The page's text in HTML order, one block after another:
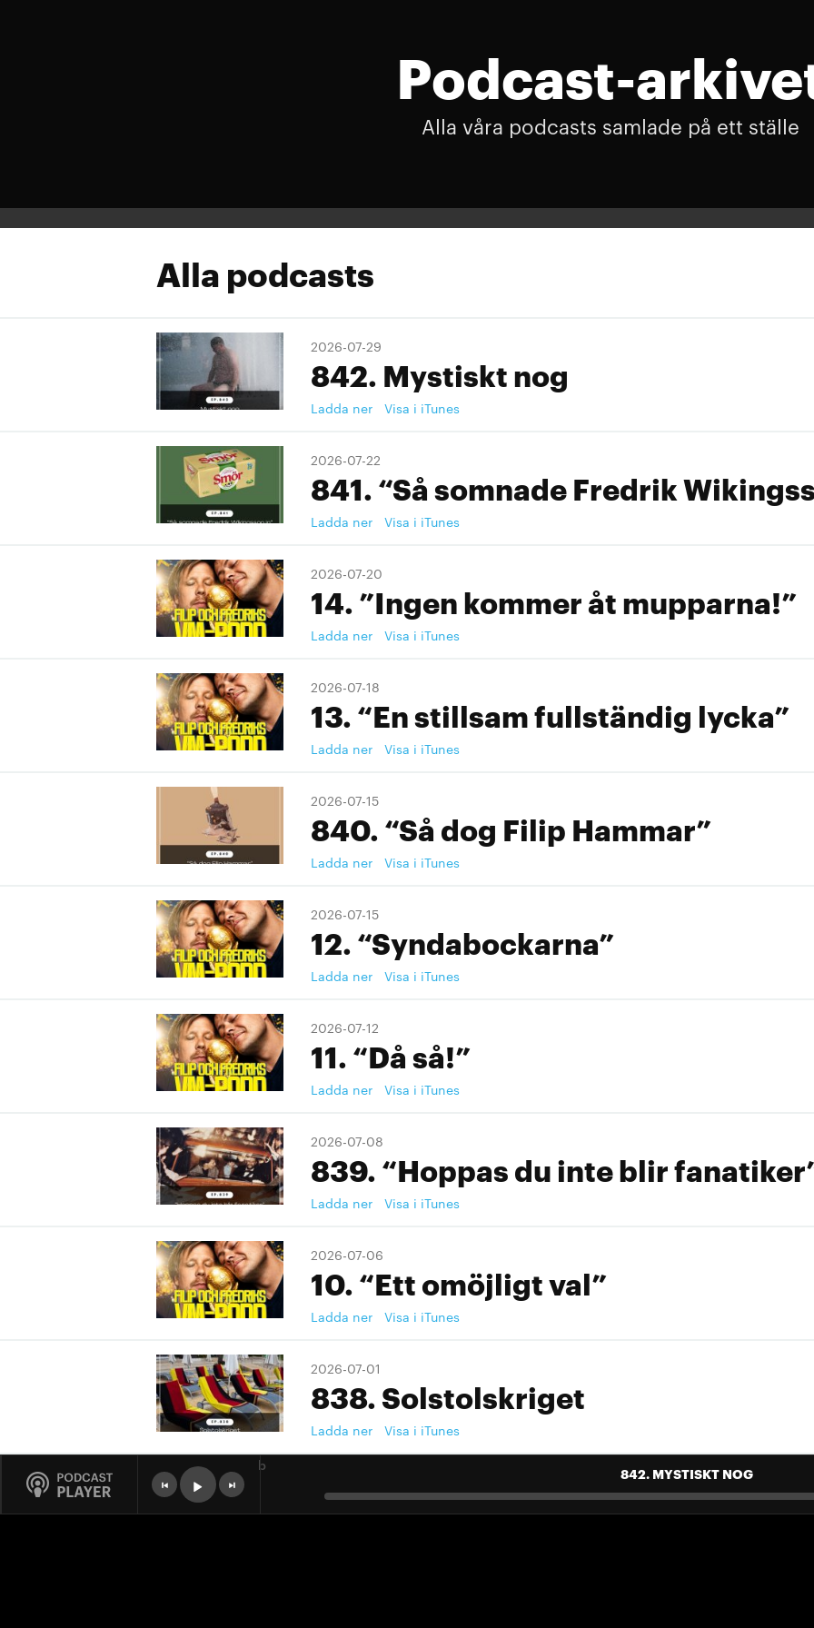
Podcast-
Alla våra podcasts samlade på ett ställe
Alla podcasts
2026-07-29
842. Mystiskt nog
Ladda ner Visa i iTunes
2026-07-22
841. “Så somnade Fredrik
Ladda ner Visa i iTunes
2026-07-20
14. ”Ingen kommer åt mupparna!”
Ladda ner Visa i iTunes
2026-07-18
13. “En stillsam fullständig lycka”
Ladda ner Visa i iTunes
2026-07-15
840. “Så dog Filip Hammar”
Ladda ner Visa i iTunes
2026-07-15
12. “Syndabockarna”
Ladda ner Visa i iTunes
2026-07-12
11. “Då så!”
Ladda ner Visa i iTunes
2026-07-08
839. “Hoppas du inte blir
Ladda ner Visa i iTunes
2026-07-06
10. “Ett omöjligt val”
Ladda ner Visa i iTunes
2026-07-01
838. Solstolskriget
Ladda ner Visa i iTunes
9. "Ett landslag att älska"
842. MYSTISKT NOG
b